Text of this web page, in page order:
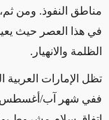
مناطق النفوذ. ومن
في هذا العصر حيث
الظلمة والانهيار.
تظل الإمارات
ففي شهر آب/ أغسطس